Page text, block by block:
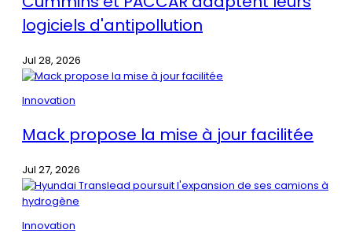
logiciels d'antipollution
Jul 28, 2026
Innovation
Mack propose la mise à jour facilitée
Jul 27, 2026
Innovation